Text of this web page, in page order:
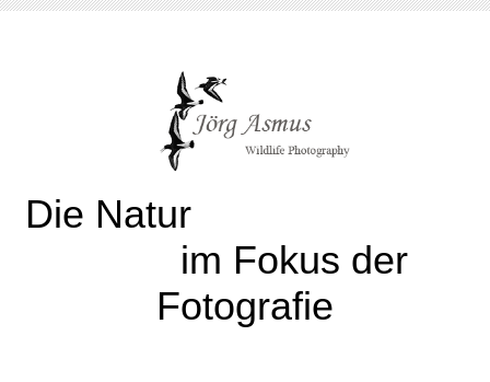
Die Natur
im Fokus der
Fotografie